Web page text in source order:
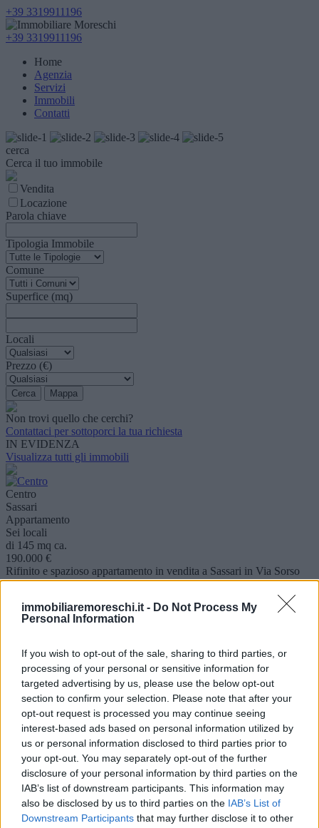
immobiliaremoreschi.it - Do Not Process My
Personal Information
If you wish to opt-out of the sale, sharing to third parties, or
processing of your personal or sensitive information for
targeted advertising by us, please use the below opt-out
section to confirm your selection. Please note that after your
opt-out request is processed you may continue seeing
interest-based ads based on personal information utilized by
us or personal information disclosed to third parties prior to
your opt-out. You may separately opt-out of the further
disclosure of your personal information by third parties on the
IAB’s list of downstream participants. This information may
also be disclosed by us to third parties on the IAB’s List of
Downstream Participants that may further disclose it to other
+39 3319911196
+39 3319911196
Home
Agenzia
Servizi
Immobili
Contatti
cerca
Cerca il tuo immobile
Vendita
Locazione
Parola chiave
Tipologia Immobile
Comune
Superfice (mq)
Locali
Prezzo (€)
Non trovi quello che cerchi?
Contattaci per sottoporci la tua richiesta
IN EVIDENZA
Visualizza tutti gli immobili
Centro
Sassari
Appartamento
Sei locali
di 145 mq ca.
190.000 €
Rifinito e spazioso appartamento in vendita a Sassari in Via Sorso
26, ideale per chi desidera una s..
Villa a schiera
Quadrilocale
di 175 mq ca.
100.000 €
Ampia Villetta a Schiera con Spazi Generosi – Ittiri ?? Località: Ittiri
Se sei alla ricerca di una..
Sant'Orsola
Sassari
Garage
di 14 mq ca.
11.500 €